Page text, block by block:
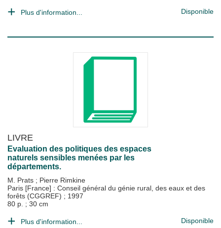
Plus d'information... Disponible
LIVRE
Evaluation des politiques des espaces
naturels sensibles menées par les
départements.
M. Prats ; Pierre Rimkine
Paris [France] : Conseil général du génie rural, des eaux et des
forêts (CGGREF) ; 1997
80 p. ; 30 cm
Plus d'information... Disponible